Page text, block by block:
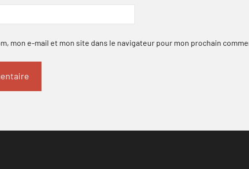
mon e-mail et mon site dans le navigateur pour mon prochain